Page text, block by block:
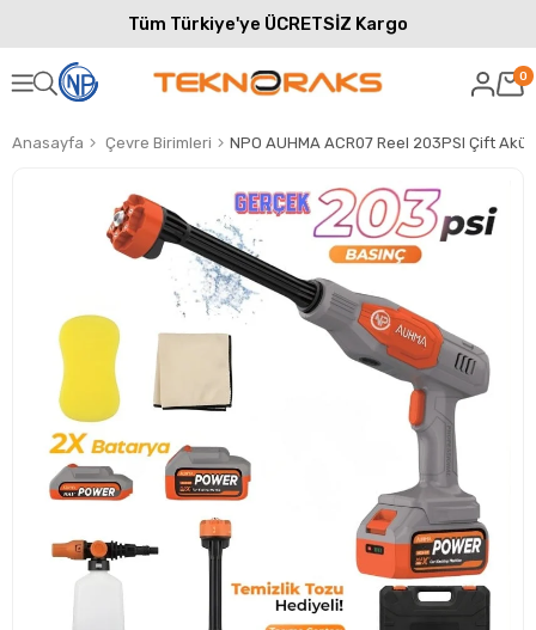
Tüm Türkiye'ye ÜCRETSİZ Kargo
0
Anasayfa Çevre Birimleri